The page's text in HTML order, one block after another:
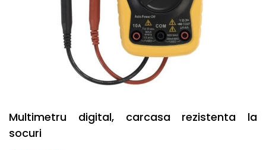
Multimetru digital, carcasa rezistenta la
socuri